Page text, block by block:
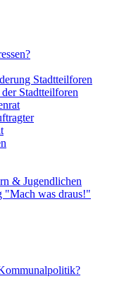
Stadtteilforen
Stadtteilforen
& Jugendlichen
"Mach was draus!"